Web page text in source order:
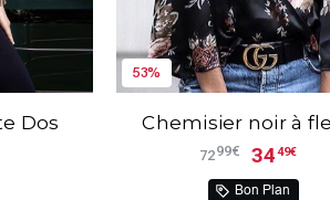
Dos
53%
Chemisier noir à
7299€ 3449€
Bon Plan